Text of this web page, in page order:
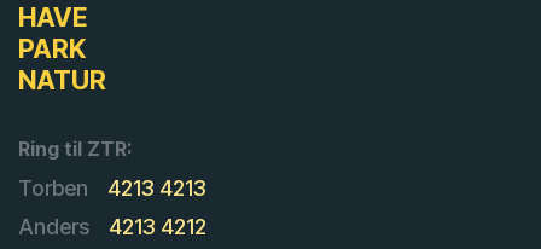
HAVE
PARK
NATUR
Ring til ZTR:
Torben
4213 4213
Anders
4213 4212